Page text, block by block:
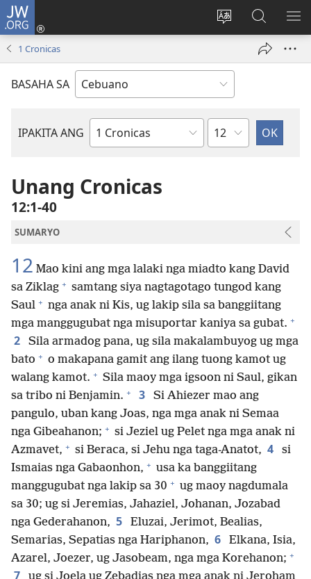
JW.ORG
Ilisi
pinulongan
sa
site
Log
ug
window)
Pangitaa
sa
JW.ORG
1 Cronicas
BASAHA SA
IPAKITA ANG
Basahon
Bibliya
Kapitulo
Unang Cronicas
12:1-40
SUMARYO
12 Mao kini ang mga lalaki nga miadto kang David
sa Ziklag + samtang siya nagtagotago tungod kang
Saul + nga anak ni Kis, ug lakip sila sa banggiitang
mga manggugubat nga misuportar kaniya sa gubat. +
2
Sila armadog pana, ug sila makalambuyog ug mga
bato + o makapana gamit ang ilang tuong kamot ug
walang kamot. + Sila maoy mga igsoon ni Saul, gikan
sa tribo ni Benjamin. + 3
Si Ahiezer mao ang
pangulo, uban kang Joas, nga mga anak ni Semaa
nga Gibeahanon; + si Jeziel ug Pelet nga mga anak ni
Azmavet, + si Beraca, si Jehu nga taga-Anatot, 4
si
Ismaias nga Gabaonhon, + usa ka banggiitang
manggugubat nga lakip sa 30 + ug maoy nagdumala
sa 30; ug si Jeremias, Jahaziel, Johanan, Jozabad
nga Gederahanon, 5
Eluzai, Jerimot, Bealias,
Semarias, Sepatias nga Hariphanon, 6
Elkana, Isia,
Azarel, Joezer, ug Jasobeam, nga mga Korehanon; +
7